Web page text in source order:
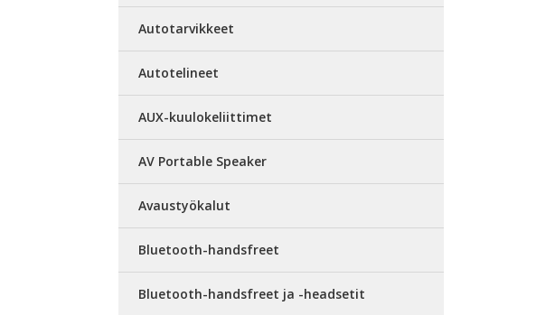
Autotarvikkeet
Autotelineet
AUX-kuulokeliittimet
AV Portable Speaker
Avaustyökalut
Bluetooth-handsfreet
Bluetooth-handsfreet ja -headsetit